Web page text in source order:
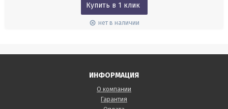
Купить в 1 клик
нет в наличии
ИНФОРМАЦИЯ
О компании
Гарантия